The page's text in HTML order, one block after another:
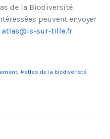
de la Biodiversité
peuvent envoyer
atlas@is-sur-tille.fr
atlas de la biodiveristé